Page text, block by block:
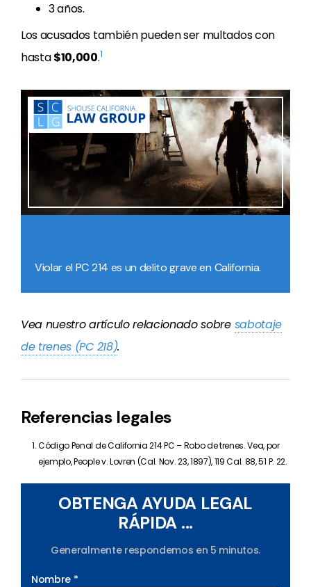
3 años.
Los acusados también pueden ser multados con
hasta$10,000.1
Violar el PC 214 es un delito grave en California.
Vea nuestro artículo relacionado sobre sabotaje
de trenes (PC 218).
Referencias legales
Código Penal de California214 PC –Robo de trenes. Vea, por
ejemplo,People v. Lovren (Cal. Nov. 23, 1897), 119 Cal. 88, 51 P. 22.
OBTENGA AYUDA LEGAL
RÁPIDA ...
Generalmente respondemos en 5 minutos.
Nombre *